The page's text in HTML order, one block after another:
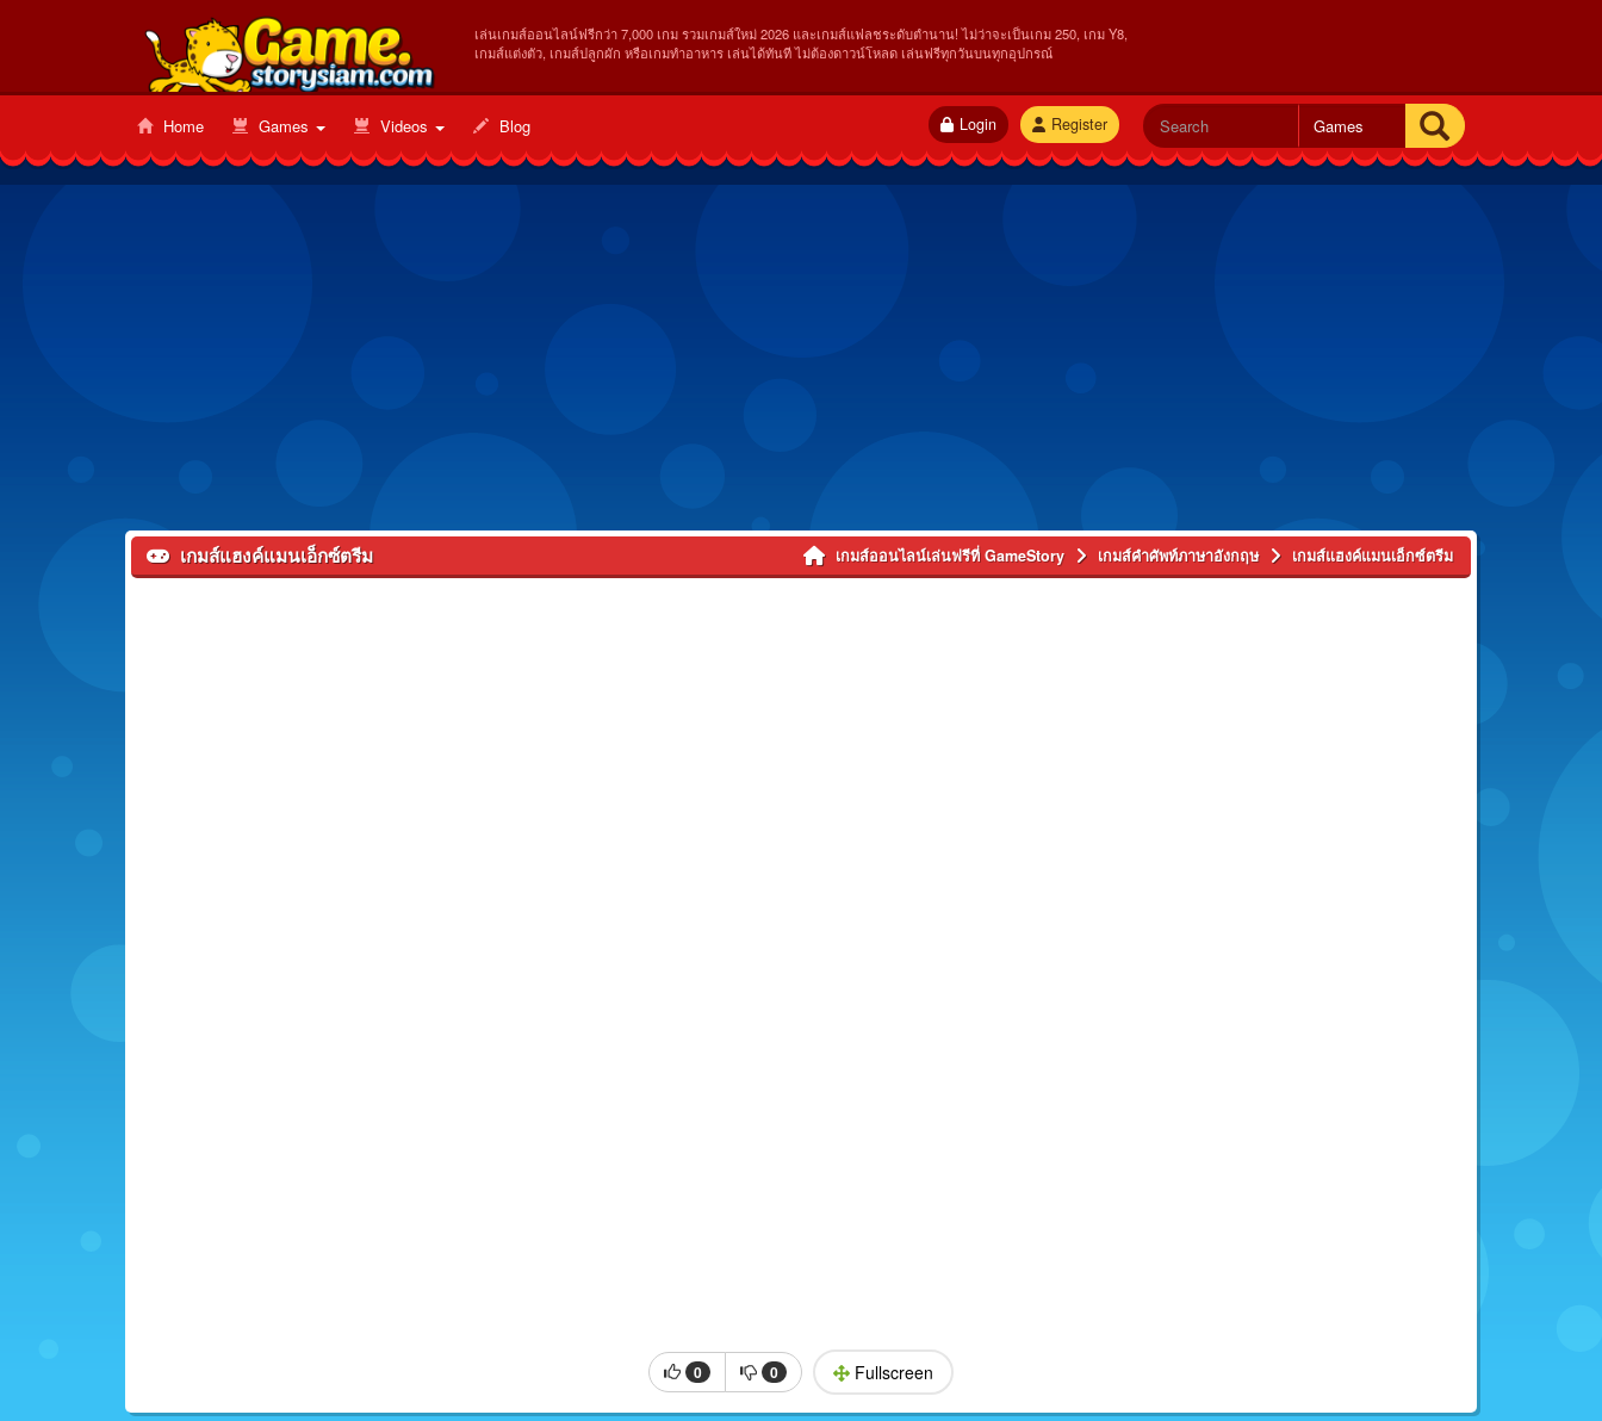
เล่นเกมส์ออนไลน์ฟรีกว่า 7,000 เกม รวมเกมส์ใหม่ 2026 และเกมส์แฟลชระดับตำนาน! ไม่ว่าจะเป็นเกม 250, เกม Y8,
เกมส์แต่งตัว, เกมส์ปลูกผัก หรือเกมทำอาหาร เล่นได้ทันที ไม่ต้องดาวน์โหลด เล่นฟรีทุกวันบนทุกอุปกรณ์
Register
Login
Home Games Videos Blog
เกมส์แฮงค์แมนเอ็กซ์ตรีม เกมส์ออนไลน์เล่นฟรีที่ GameStory เกมส์คำศัพท์ภาษาอังกฤษ เกมส์แฮงค์แมนเอ็กซ์ตรีม
0 0 Fullscreen